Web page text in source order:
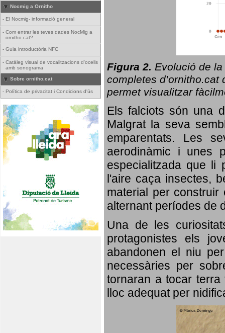
Nocmig a Ornitho
- El Nocmig- informació general
- Com entrar les teves dades NocMig a
ornitho.cat?
- Guia introductòria NFC
- Catàleg visual de vocalitzacions d'ocells
amb sonograma
Sobre ornitho.cat
- Política de privacitat i Condicions d'ús
Figura 2. Evolució de la
completes d’ornitho.cat
permet visualitzar
Els falciots són una
Malgrat la seva
emparentats. Les
aerodinàmic i unes
especialitzada que li
l'aire caça insectes,
material per
alternant períodes de
Una de les
protagonistes els
abandonen el niu
necessàries per
tornaran a tocar
lloc adequat per